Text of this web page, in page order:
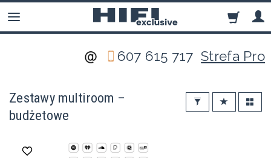
607 615 717Strefa Pro
Zestawy multiroom –
budżetowe